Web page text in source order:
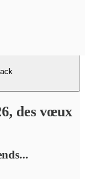
des vœux